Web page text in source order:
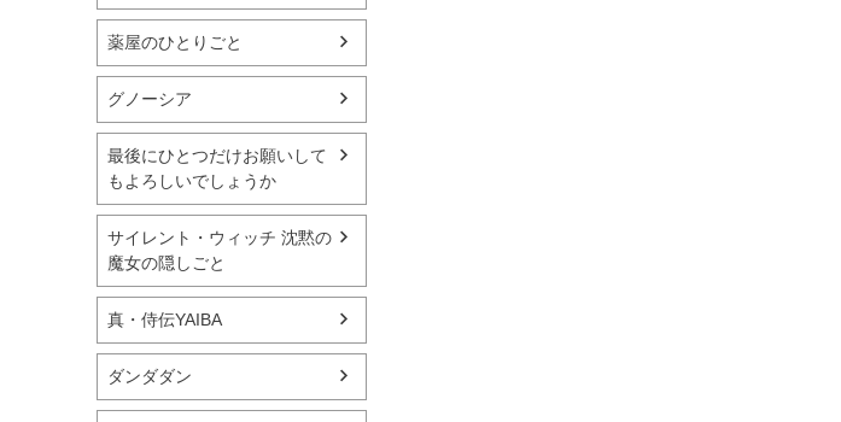
薬屋のひとりごと
グノーシア
最後にひとつだけお願いして
もよろしいでしょうか
サイレント・ウィッチ 沈黙の
魔女の隠しごと
真・侍伝YAIBA
ダンダダン